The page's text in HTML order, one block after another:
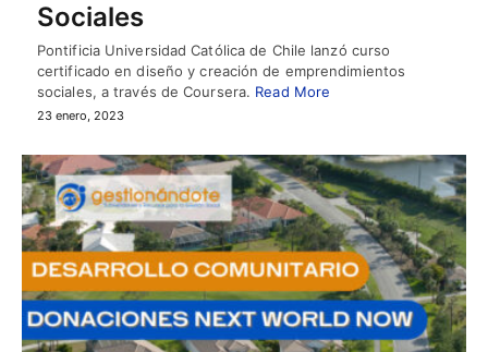
Sociales
Pontificia Universidad Católica de Chile lanzó curso
certificado en diseño y creación de emprendimientos
sociales, a través de Coursera. Read More
23 enero, 2023